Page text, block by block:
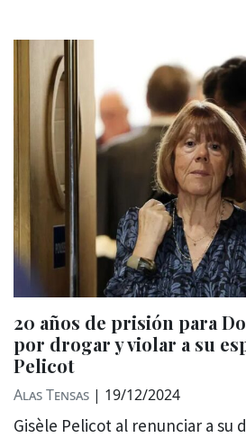
20 años de prisión para
por drogar y violar a su
Pelicot
Alas Tensas | 19/12/2024
Gisèle Pelicot al renunciar a su